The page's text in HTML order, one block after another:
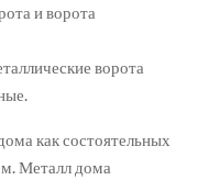
и ворота
ворота
как состоятельных
Металл дома